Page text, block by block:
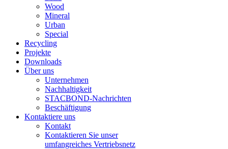
Wood
Mineral
Urban
Special
Recycling
Projekte
Downloads
Über uns
Unternehmen
Nachhaltigkeit
STACBOND-Nachrichten
Beschäftigung
Kontaktiere uns
Kontakt
Kontaktieren Sie unser
umfangreiches Vertriebsnetz